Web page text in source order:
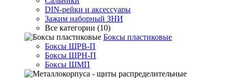
DIN-рейки и аксессуары
Зажим наборный ЗНИ
Все категории (10)
Боксы пластиковые
Боксы ЩРВ-П
Боксы ЩРН-П
Боксы ЩМП